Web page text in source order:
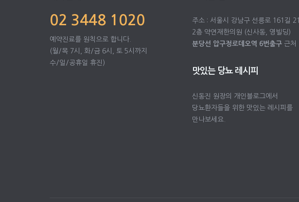
02 3448 1020
예약진료를 원칙으로 합니다.
(월/목 7시, 화/금 6시, 토 5시까지
수/일/공휴일 휴진)
주소 : 서울시 강남구 선릉로 161길 21
2층 약연재한의원 (신사동, 영빌딩)
분당선 압구정로데오역 6번출구근처
맛있는 당뇨 레시피
신동진 원장의 개인블로그에서
당뇨환자들을 위한 맛있는 레시피를
만나보세요.